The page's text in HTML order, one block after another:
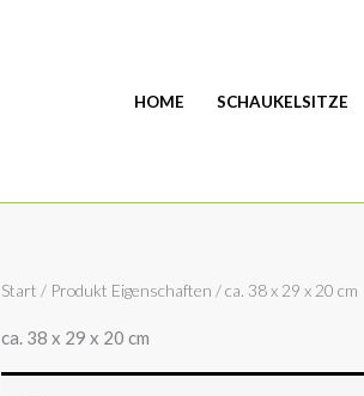
HOME SCHAUKELSITZE
Start / Produkt Eigenschaften / ca. 38 x 29 x 20 cm
ca. 38 x 29 x 20 cm